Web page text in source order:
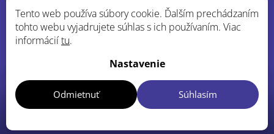
Tento web používa súbory cookie. Ďalším prechádzaním
tohto webu vyjadrujete súhlas s ich používaním. Viac
informáciítu.
Nastavenie
Odmietnuť Súhlasím
Vložením e-mailu súhlasíte s
podmienkami ochrany osobných
údajov
Prihlásiť sa
Copyright 2026MDieta.sk. Všetky práva vyhradené.Upraviť